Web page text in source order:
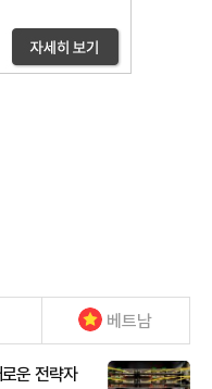
베트남
운 전략자